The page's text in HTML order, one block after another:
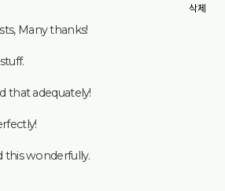
삭제
Many thanks!
that adequately!
this wonderfully.